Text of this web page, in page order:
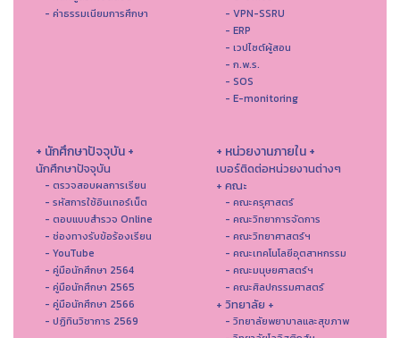
- ค่าธรรมเนียมการศึกษา
- VPN-SSRU
- ERP
- เวปไซต์ผู้สอน
- ก.พ.ร.
- SOS
- E-monitoring
+ นักศึกษาปัจจุบัน +
นักศึกษาปัจจุบัน
- ตรวจสอบผลการเรียน
- รหัสการใช้อินเทอร์เน็ต
- ตอบแบบสำรวจ Online
- ช่องทางรับข้อร้องเรียน
- YouTube
- คู่มือนักศึกษา 2564
- คู่มือนักศึกษา 2565
- คู่มือนักศึกษา 2566
- ปฏิทินวิชาการ 2569
+ หน่วยงานภายใน +
เบอร์ติดต่อหน่วยงานต่างๆ
+ คณะ
- คณะครุศาสตร์
- คณะวิทยาการจัดการ
- คณะวิทยาศาสตร์ฯ
- คณะเทคโนโลยีอุตสาหกรรม
- คณะมนุษยศาสตร์ฯ
- คณะศิลปกรรมศาสตร์
+ วิทยาลัย +
- วิทยาลัยพยาบาลและสุขภาพ